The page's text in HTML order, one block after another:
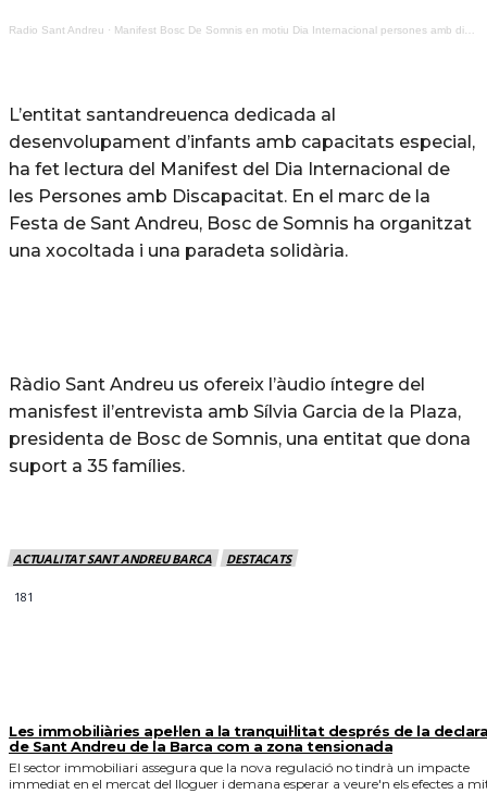
Radio Sant Andreu · Manifest Bosc De Somnis en motiu Dia Internacional persones amb discapacitat 2023
L’entitat santandreuenca dedicada al
desenvolupament d’infants amb capacitats especial,
ha fet lectura del Manifest del Dia Internacional de
les Persones amb Discapacitat. En el marc de la
Festa de Sant Andreu, Bosc de Somnis ha organitzat
una xocoltada i una paradeta solidària.
Ràdio Sant Andreu us ofereix l’àudio íntegre del
manisfest il’entrevista amb Sílvia Garcia de la Plaza,
presidenta de Bosc de Somnis, una entitat que dona
suport a 35 famílies.
ACTUALITAT SANT ANDREU BARCA DESTACATS
181
Les immobiliàries apel·len a la tranquil·litat després de la
de Sant Andreu de la Barca com a zona tensionada
El sector immobiliari assegura que la nova regulació no tindrà un impacte
immediat en el mercat del lloguer i demana esperar a veure'n els efectes a